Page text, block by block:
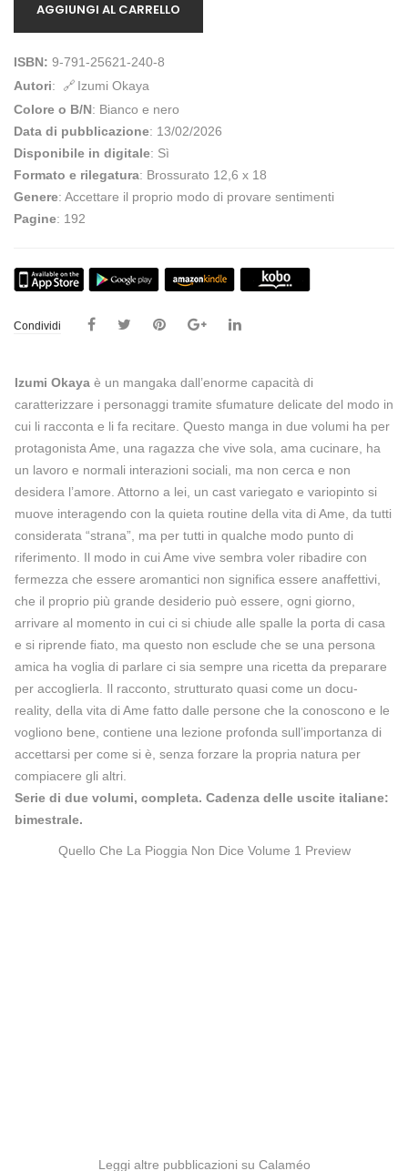
AGGIUNGI AL CARRELLO
ISBN: 9-791-25621-240-8
Autori:
Izumi Okaya
Colore o B/N: Bianco e nero
Data di pubblicazione: 13/02/2026
Disponibile in digitale: Sì
Formato e rilegatura: Brossurato 12,6 x 18
Genere: Accettare il proprio modo di provare sentimenti
Pagine: 192
Condividi
Izumi Okaya è un mangaka dall’enorme capacità di
caratterizzare i personaggi tramite sfumature delicate del modo in
cui li racconta e li fa recitare. Questo manga in due volumi ha per
protagonista Ame, una ragazza che vive sola, ama cucinare, ha
un lavoro e normali interazioni sociali, ma non cerca e non
desidera l’amore. Attorno a lei, un cast variegato e variopinto si
muove interagendo con la quieta routine della vita di Ame, da tutti
considerata “strana”, ma per tutti in qualche modo punto di
riferimento. Il modo in cui Ame vive sembra voler ribadire con
fermezza che essere aromantici non significa essere anaffettivi,
che il proprio più grande desiderio può essere, ogni giorno,
arrivare al momento in cui ci si chiude alle spalle la porta di casa
e si riprende fiato, ma questo non esclude che se una persona
amica ha voglia di parlare ci sia sempre una ricetta da preparare
per accoglierla. Il racconto, strutturato quasi come un docu-
reality, della vita di Ame fatto dalle persone che la conoscono e le
vogliono bene, contiene una lezione profonda sull’importanza di
accettarsi per come si è, senza forzare la propria natura per
compiacere gli altri.
Serie di due volumi, completa. Cadenza delle uscite italiane:
bimestrale.
Quello Che La Pioggia Non Dice Volume 1 Preview
Leggi altre pubblicazioni su Calaméo